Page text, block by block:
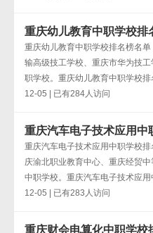
重庆幼儿教育中职学校排
重庆幼儿教育中职学校排名榜名
输高级技工学校、重庆市华为技
职学校。重庆幼儿教育中职学校排
12-05 | 已有284人访问
重庆汽车电子技术应用中
重庆汽车电子技术应用中职学校
庆渝北职业教育中心、重庆经贸
中职学校。重庆汽车电子技术应用
12-05 | 已有283人访问
重庆财会电算化中职学校